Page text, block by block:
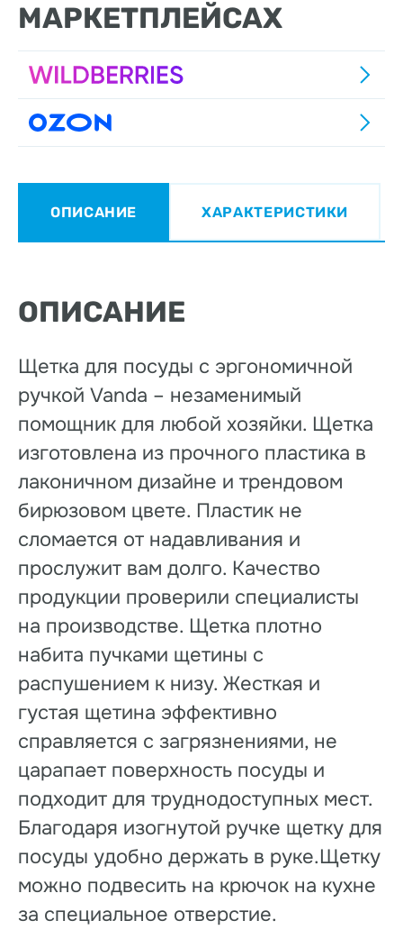
МАРКЕТПЛЕЙСАХ
ОПИСАНИЕ ХАРАКТЕРИСТИКИ
ОПИСАНИЕ
Щетка для посуды с эргономичной
ручкой Vanda – незаменимый
помощник для любой хозяйки. Щетка
изготовлена из прочного пластика в
лаконичном дизайне и трендовом
бирюзовом цвете. Пластик не
сломается от надавливания и
прослужит вам долго. Качество
продукции проверили специалисты
на производстве. Щетка плотно
набита пучками щетины с
распушением к низу. Жесткая и
густая щетина эффективно
справляется с загрязнениями, не
царапает поверхность посуды и
подходит для труднодоступных мест.
Благодаря изогнутой ручке щетку для
посуды удобно держать в руке.Щетку
можно подвесить на крючок на кухне
за специальное отверстие.